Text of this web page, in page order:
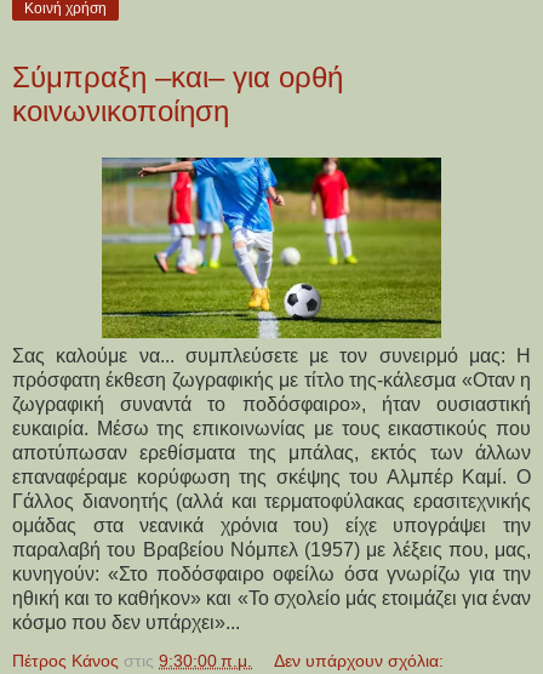
Κοινή χρήση
Σύμπραξη –και– για ορθή
κοινωνικοποίηση
Σας καλούμε να... συμπλεύσετε με τον συνειρμό μας: Η
πρόσφατη έκθεση ζωγραφικής με τίτλο της-κάλεσμα «Οταν η
ζωγραφική συναντά το ποδόσφαιρο», ήταν ουσιαστική
ευκαιρία. Μέσω της επικοινωνίας με τους εικαστικούς που
αποτύπωσαν ερεθίσματα της μπάλας, εκτός των άλλων
επαναφέραμε κορύφωση της σκέψης του Αλμπέρ Καμί. Ο
Γάλλος διανοητής (αλλά και τερματοφύλακας ερασιτεχνικής
ομάδας στα νεανικά χρόνια του) είχε υπογράψει την
παραλαβή του Βραβείου Νόμπελ (1957) με λέξεις που, μας,
κυνηγούν: «Στο ποδόσφαιρο οφείλω όσα γνωρίζω για την
ηθική και το καθήκον» και «Το σχολείο μάς ετοιμάζει για έναν
κόσμο που δεν υπάρχει»...
Πέτρος Κάνος στις 9:30:00 π.μ. Δεν υπάρχουν σχόλια: